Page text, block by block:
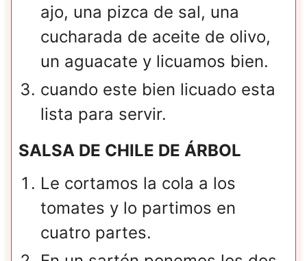
ajo, una pizca de sal, una
cucharada de aceite de olivo,
un aguacate y licuamos bien.
cuando este bien licuado esta
lista para servir.
SALSA DE CHILE DE ÁRBOL
Le cortamos la cola a los
tomates y lo partimos en
cuatro partes.